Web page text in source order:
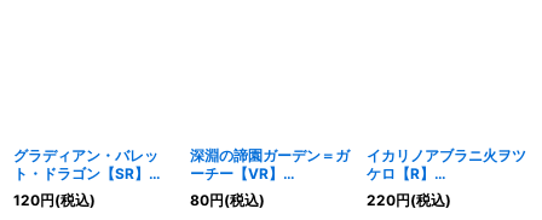
グラディアン・バレッ
ト・ドラゴン【SR】
{24RP1TR6/TR11}
《火》
120円(税込)
深淵の諦園ガーデン＝ガ
ーチー【VR】
{24RP12/75}《闇》
80円(税込)
イカリノアブラニ火ヲツ
ケロ【R】
{24RP123/75}《火》
220円(税込)